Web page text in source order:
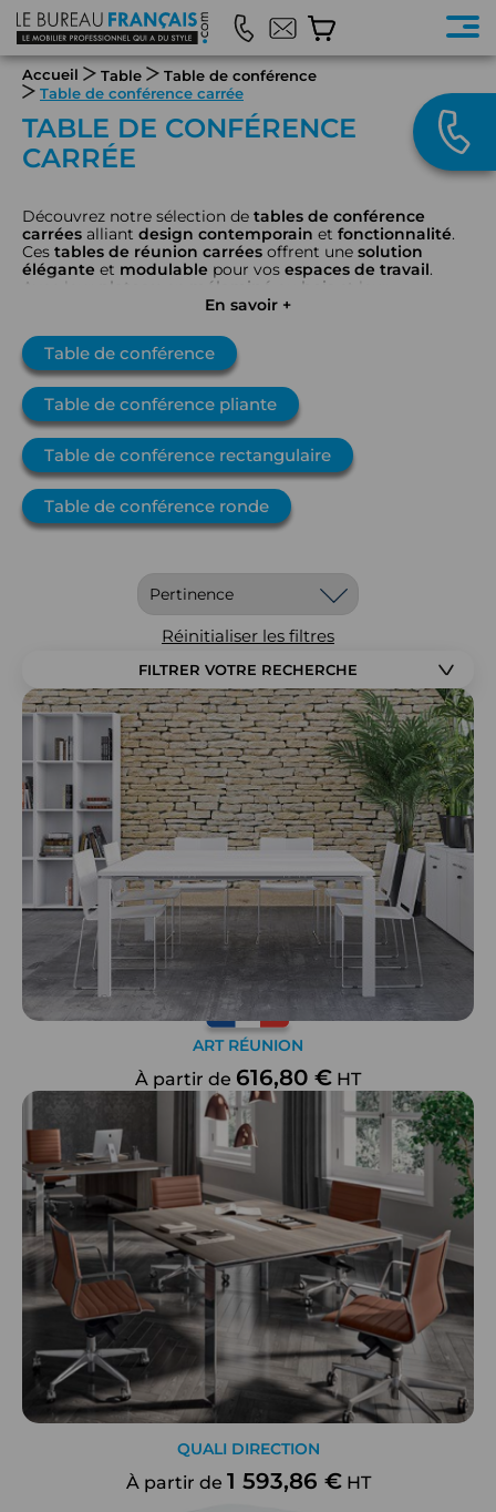
Accueil Table
Table de conférence
Table de conférence carrée
TABLE DE CONFÉRENCE
CARRÉE
Découvrez notre sélection de tables de conférence
carrées alliant design contemporain et fonctionnalité.
Ces tables de réunion carrées offrent une solution
élégante et modulable pour vos espaces de travail.
plateau mélaminé bois
robuste, elles s'intègrent parfaitement
endifférents colorisetdimensions
favorisent lacommunication
propice aux échanges entre
En savoir +
Table de conférence
Table de conférence pliante
Table de conférence rectangulaire
Table de conférence ronde
Réinitialiser les filtres
FILTRER VOTRE RECHERCHE
ART RÉUNION
À partir de 616,80 € HT
QUALI DIRECTION
À partir de 1 593,86 €HT